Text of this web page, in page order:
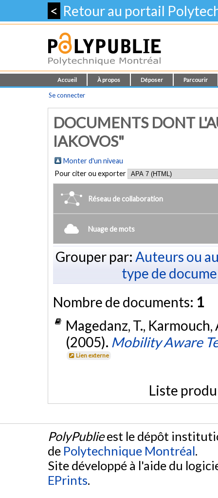
< Retour au portail
Accueil À propos Déposer Parcourir
Se connecter
DOCUMENTS DONT
IAKOVOS"
Monter d'un niveau
Pour citer ou exporter
Réseau de collaboration
Nuage de mots
Grouper par: Auteurs ou
type de
Nombre de documents: 1
Magedanz, T.,
(2005). Mobility Aware
Lien externe
Liste
PolyPublieest le dépôt
de Polytechnique Montréal.
Site développé à l'aide du
EPrints.